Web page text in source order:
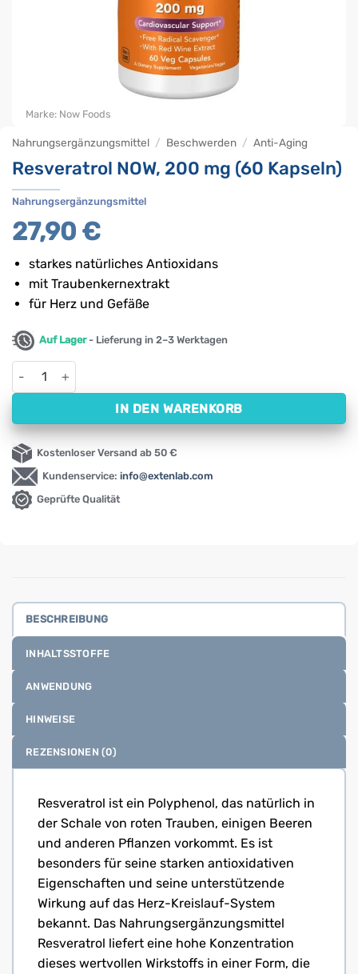
Nahrungsergänzungsmittel / Beschwerden / Anti-Aging
Resveratrol NOW, 200 mg (60 Kapseln)
Nahrungsergänzungsmittel
27,90 €
starkes natürliches Antioxidans
mit Traubenkernextrakt
für Herz und Gefäße
Auf Lager- Lieferung in 2–3 Werktagen
Resveratrol NOW, 200 mg (60 Kapseln) Menge
IN DEN WARENKORB
Kostenloser Versand ab 50 €
Kundenservice: info@extenlab.com
Geprüfte Qualität
Marke: Now Foods
BESCHREIBUNG
INHALTSSTOFFE
ANWENDUNG
HINWEISE
REZENSIONEN (0)
Resveratrol ist ein Polyphenol, das natürlich in
der Schale von roten Trauben, einigen Beeren
und anderen Pflanzen vorkommt. Es ist
besonders für seine starken antioxidativen
Eigenschaften und seine unterstützende
Wirkung auf das Herz-Kreislauf-System
bekannt. Das Nahrungsergänzungsmittel
Resveratrol liefert eine hohe Konzentration
dieses wertvollen Wirkstoffs in einer Form, die